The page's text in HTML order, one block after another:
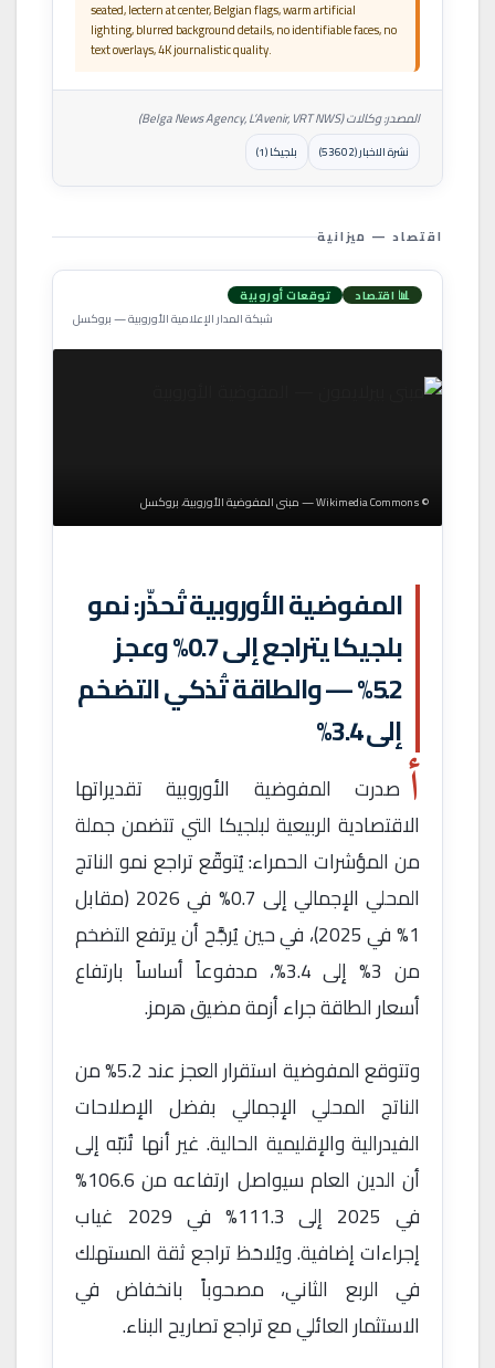
seated, lectern at center, Belgian flags, warm artificial
lighting, blurred background details, no identifiable faces, no
text overlays, 4K journalistic quality.
المصدر: وكالات (Belga News Agency, L’Avenir, VRT NWS)
نشرة الاخبار (53602) بلجيكا (1)
اقتصاد — ميزانية
📊 اقتصاد توقعات أوروبية
شبكة المدار الإعلامية الأوروبية — بروكسل
© Wikimedia Commons — مبنى المفوضية الأوروبية، بروكسل
المفوضية الأوروبية تُحذّر: نمو
بلجيكا يتراجع إلى 0.7% وعجز
5.2% — والطاقة تُذكي التضخم
إلى 3.4%
أ صدرت المفوضية الأوروبية تقديراتها
الاقتصادية الربيعية لبلجيكا التي تتضمن جملة
من المؤشرات الحمراء: يُتوقّع تراجع نمو الناتج
المحلي الإجمالي إلى 0.7% في 2026 (مقابل
1% في 2025)، في حين يُرجَّح أن يرتفع التضخم
من 3% إلى 3.4%، مدفوعاً أساساً بارتفاع
أسعار الطاقة جراء أزمة مضيق هرمز.
وتتوقع المفوضية استقرار العجز عند 5.2% من
الناتج المحلي الإجمالي بفضل الإصلاحات
الفيدرالية والإقليمية الحالية. غير أنها تُنبّه إلى
أن الدين العام سيواصل ارتفاعه من 106.6%
في 2025 إلى 111.3% في 2029 غياب
إجراءات إضافية. ويُلاحَظ تراجع ثقة المستهلك
في الربع الثاني، مصحوباً بانخفاض في
الاستثمار العائلي مع تراجع تصاريح البناء.